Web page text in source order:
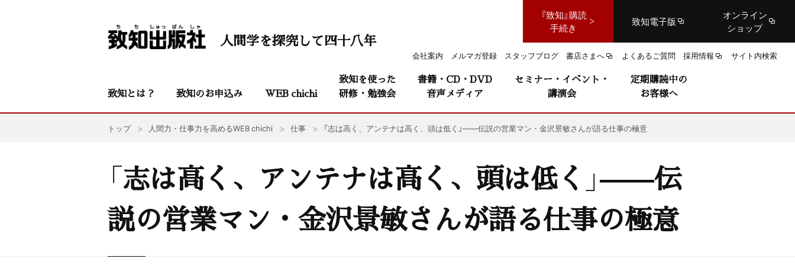
『致知』購読
手続き
致知電子版
オンライン
ショップ
会社案内 メルマガ登録 スタッフブログ 書店さまへ よくあるご質問 採用情報 サイト内検索
人間学を探究して四十八年
致知とは？ 致知のお申込み WEB chichi
致知を使った
研修・勉強会
書籍・CD・DVD
音声メディア
セミナー・イベント・
講演会
定期購読中の
お客様へ
トップ 人間力・仕事力を高めるWEB chichi 仕事 「志は高く、アンテナは高く、頭は低く」——伝説の営業マン・金沢景敏さんが語る仕事の極意
「志は高く、アンテナは高く、頭は低く」——伝
説の営業マン・金沢景敏さんが語る仕事の極意